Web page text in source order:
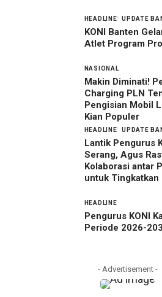
HEADLINE UPDATE
KONI Banten
Atlet Program
NASIONAL
Makin Diminati!
Charging PLN
Pengisian Mobil
Kian Populer
HEADLINE UPDATE
Lantik Pengurus
Serang, Agus
Kolaborasi antar
untuk Tingkatkan
HEADLINE
Pengurus KONI
Periode 2026-
- Advertisement -